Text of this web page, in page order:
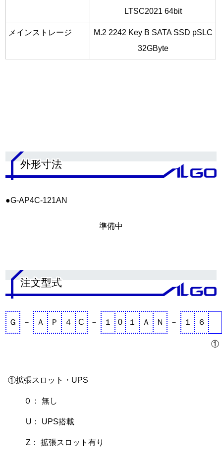
LTSC2021 64bit
メインストレージ
M.2 2242 Key B SATA SSD pSLC
32GByte
外形寸法
●G-AP4C-121AN
準備中
注文型式
Ｇ － Ａ Ｐ ４ C － １ 0 １ Ａ Ｎ － １ ６
①
①拡張スロット・UPS
０： 無し
U： UPS搭載
Z： 拡張スロット有り